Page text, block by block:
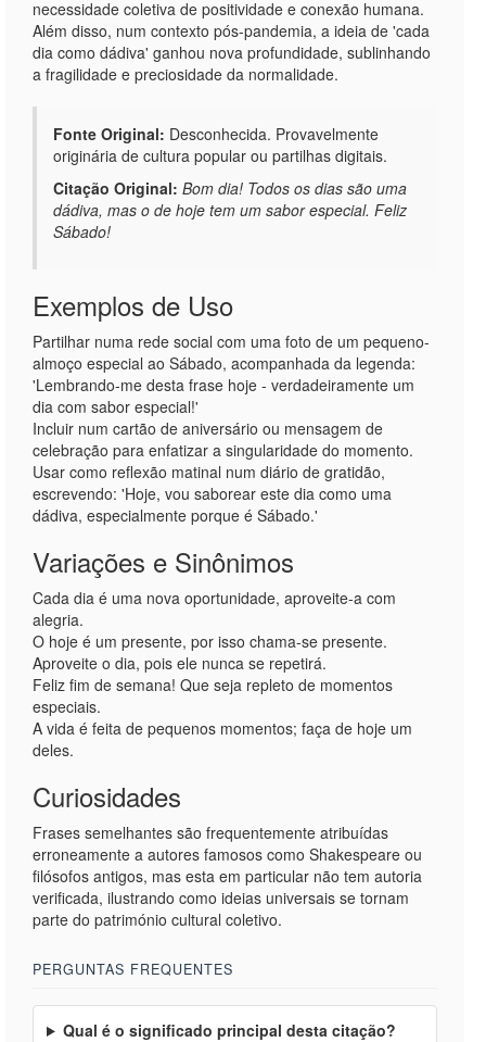
necessidade coletiva de positividade e conexão humana.
Além disso, num contexto pós-pandemia, a ideia de 'cada
dia como dádiva' ganhou nova profundidade, sublinhando
a fragilidade e preciosidade da normalidade.
Fonte Original: Desconhecida. Provavelmente
originária de cultura popular ou partilhas digitais.
Citação Original: Bom dia! Todos os dias são uma
dádiva, mas o de hoje tem um sabor especial. Feliz
Sábado!
Exemplos de Uso
Partilhar numa rede social com uma foto de um pequeno-
almoço especial ao Sábado, acompanhada da legenda:
'Lembrando-me desta frase hoje - verdadeiramente um
dia com sabor especial!'
Incluir num cartão de aniversário ou mensagem de
celebração para enfatizar a singularidade do momento.
Usar como reflexão matinal num diário de gratidão,
escrevendo: 'Hoje, vou saborear este dia como uma
dádiva, especialmente porque é Sábado.'
Variações e Sinônimos
Cada dia é uma nova oportunidade, aproveite-a com
alegria.
O hoje é um presente, por isso chama-se presente.
Aproveite o dia, pois ele nunca se repetirá.
Feliz fim de semana! Que seja repleto de momentos
especiais.
A vida é feita de pequenos momentos; faça de hoje um
deles.
Curiosidades
Frases semelhantes são frequentemente atribuídas
erroneamente a autores famosos como Shakespeare ou
filósofos antigos, mas esta em particular não tem autoria
verificada, ilustrando como ideias universais se tornam
parte do património cultural coletivo.
PERGUNTAS FREQUENTES
Qual é o significado principal desta citação?